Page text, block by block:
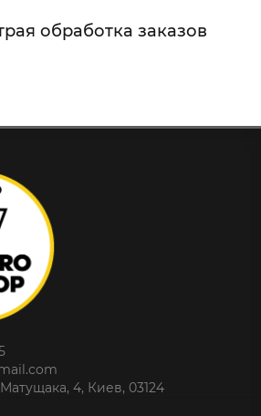
обработка заказов
4, Киев, 03124